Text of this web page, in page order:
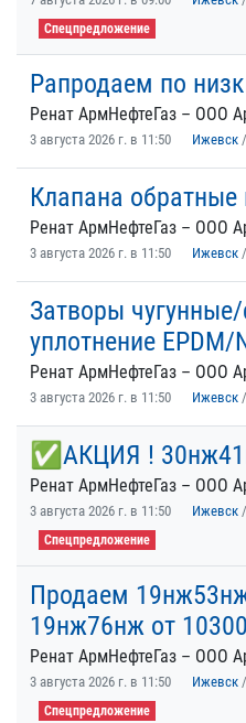
Спецпредложение
Рапродаем по
Ренат АрмНефтеГаз – ООО
3 августа 2026 г. в 11:50 Ижевск /
Клапана
Ренат АрмНефтеГаз – ООО
3 августа 2026 г. в 11:50 Ижевск /
Затворы
уплотнение EPDM/
Ренат АрмНефтеГаз – ООО
3 августа 2026 г. в 11:50 Ижевск /
✅АКЦИЯ !
Ренат АрмНефтеГаз – ООО
3 августа 2026 г. в 11:50 Ижевск /
Спецпредложение
Продаем
19нж76нж от
Ренат АрмНефтеГаз – ООО
3 августа 2026 г. в 11:50 Ижевск /
Спецпредложение